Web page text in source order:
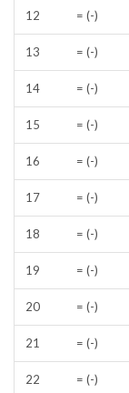
12 = (-)
13 = (-)
14 = (-)
15 = (-)
16 = (-)
17 = (-)
18 = (-)
19 = (-)
20 = (-)
21 = (-)
22 = (-)